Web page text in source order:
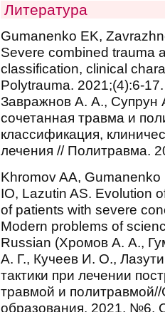
Литература
Gumanenko EK,
Severe combined trauma
classification, clinical
Polytrauma. 2021;(4):6-
Завражнов А. А.,
сочетанная травма и
классификация,
лечения // Политравма.
Khromov AA,
IO, Lazutin AS. Evolution
of patients with severe
Modern problems of
Russian (Хромов А. А.,
А. Г., Кучеев И. О.,
тактики при лечении
травмой и
образования. 2021. №6.